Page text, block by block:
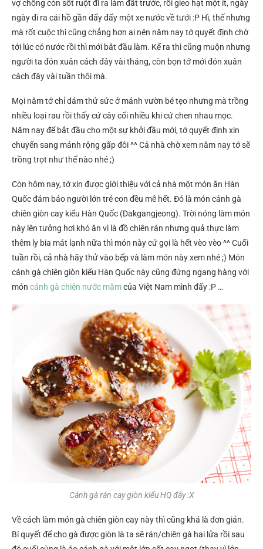
vợ chồng còn sốt ruột đi ra làm đất trước, rồi gieo hạt một ít, ngày
ngày đi ra cái hồ gần đấy đẩy một xe nước về tưới :P Hì, thế nhưng
mà rốt cuộc thì cũng chẳng hơn ai nên năm nay tớ quyết định chờ
tới lúc có nước rồi thì mới bắt đầu làm. Kể ra thì cũng muộn nhưng
người ta đón xuân cách đây vài tháng, còn bọn tớ mới đón xuân
cách đây vài tuần thôi mà.
Mọi năm tớ chỉ dám thử sức ở mảnh vườn bé tẹo nhưng mà trồng
nhiều loại rau rồi thấy cứ cây cối nhiều khi cứ chen nhau mọc.
Năm nay để bắt đầu cho một sự khởi đầu mới, tớ quyết định xin
chuyển sang mảnh rộng gấp đôi ^^ Cả nhà chờ xem năm nay tớ sẽ
trồng trọt như thế nào nhé ;)
Còn hôm nay, tớ xin được giới thiệu với cả nhà một món ăn Hàn
Quốc đảm bảo người lớn trẻ con đều mê hết. Đó là món cánh gà
chiên giòn cay kiểu Hàn Quốc (Dakgangjeong). Trời nóng làm món
này lên tưởng hơi khó ăn vì là đồ chiên rán nhưng quả thực làm
thêm ly bia mát lạnh nữa thì món này cứ gọi là hết vèo vèo ^^ Cuối
tuần rồi, cả nhà hãy thử vào bếp và làm món này xem nhé ;) Món
cánh gà chiên giòn kiểu Hàn Quốc này cũng đứng ngang hàng với
món cánh gà chiên nước mắmcủa Việt Nam mình đấy :P …
Cánh gà rán cay giòn kiểu HQ đây :X
Về cách làm món gà chiên giòn cay này thì cũng khá là đơn giản.
Bí quyết để cho gà được giòn là ta sẽ rán/chiên gà hai lửa rồi sau